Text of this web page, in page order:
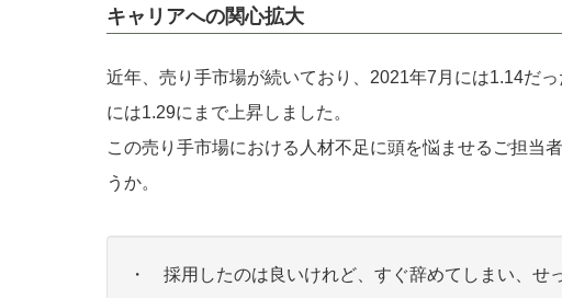
キャリアへの関心拡大
近年、売り手市場が続いており、2021年7月には1.14だ
には1.29にまで上昇しました。
この売り手市場における人材不足に頭を悩ませるご担当
うか。
・ 採用したのは良いけれど、すぐ辞めてしまい、せ